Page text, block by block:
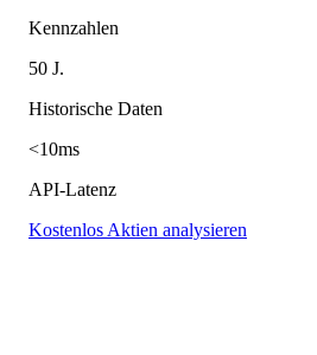
Kennzahlen
50 J.
Historische Daten
<10ms
API-Latenz
Kostenlos Aktien analysieren